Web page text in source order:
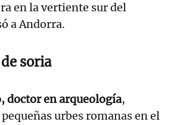
en la vertiente sur del
a Andorra.
soria
doctor en arqueología,
urbes romanas en el